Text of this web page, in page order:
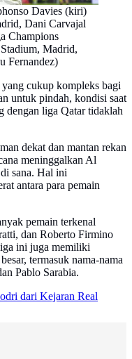
Davies (kiri)
Dani Carvajal
Champions
Madrid,
Fernandez)
cukup kompleks bagi
untuk pindah, kondisi saat
dengan liga Qatar tidaklah
dekat dan mantan rekan
meninggalkan Al
sana. Hal ini
antara para pemain
pemain terkenal
dan Roberto Firmino
ini juga memiliki
termasuk nama-nama
Pablo Sarabia.
dari Kejaran Real